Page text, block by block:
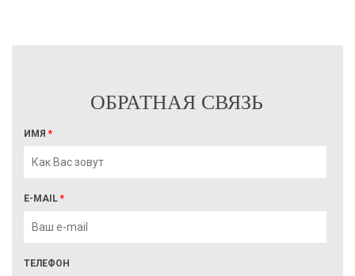
ОБРАТНАЯ СВЯЗЬ
ИМЯ *
E-MAIL *
ТЕЛЕФОН